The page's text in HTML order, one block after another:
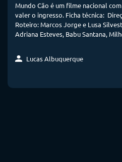
Mundo Cão é um filme nacional
valer o ingresso. Ficha técnica:
Roteiro: Marcos Jorge e Lusa
Adriana Esteves, Babu Santana,
Lucas Albuquerque